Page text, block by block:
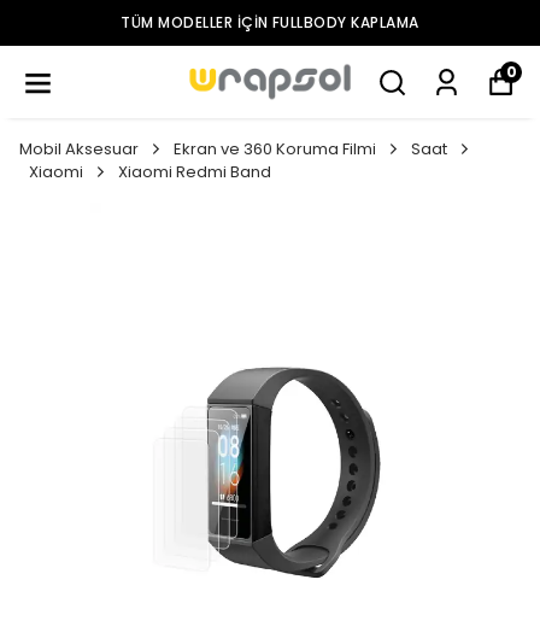
TÜM MODELLER IÇIN FULLBODY KAPLAMA
0
Mobil Aksesuar Ekran ve 360 Koruma Filmi
Saat
Xiaomi
Xiaomi Redmi Band